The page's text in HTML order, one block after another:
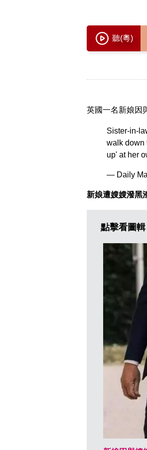
英國一名新娘因
Sister-in-
walk down
up' at her
— Daily
新娘遭嫂嫂潑黑
點擊看圖輯